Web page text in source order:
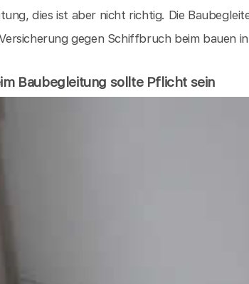
dies ist aber nicht richtig. Die
gegen Schiffbruch beim bauen
Baubegleitung sollte Pflicht sein